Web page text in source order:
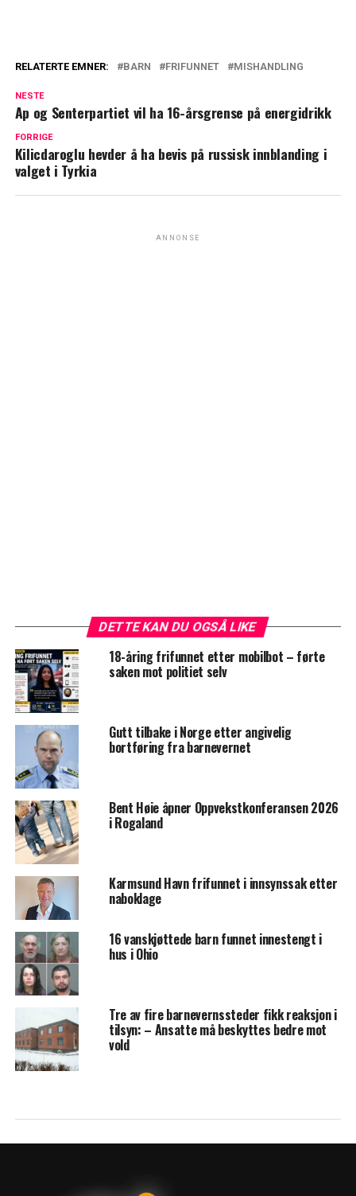
RELATERTE EMNER: BARN FRIFUNNET MISHANDLING
NESTE
Ap og Senterpartiet vil ha 16-årsgrense på energidrikk
FORRIGE
Kilicdaroglu hevder å ha bevis på russisk innblanding i
valget i Tyrkia
ANNONSE
DETTE KAN DU OGSÅ LIKE
18-åring frifunnet etter mobilbot – førte
saken mot politiet selv
Gutt tilbake i Norge etter angivelig
bortføring fra barnevernet
Bent Høie åpner Oppvekstkonferansen 2026
i Rogaland
Karmsund Havn frifunnet i innsynssak etter
naboklage
16 vanskjøttede barn funnet innestengt i
hus i Ohio
Tre av fire barnevernssteder fikk reaksjon i
tilsyn: – Ansatte må beskyttes bedre mot
vold